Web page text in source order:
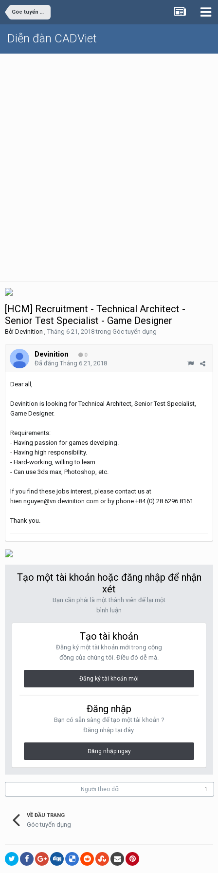
Góc tuyển dụng
Diễn đàn CADViet
[HCM] Recruitment - Technical Architect -
Senior Test Specialist - Game Designer
Bởi Devinition , Tháng 6 21, 2018trong Góc tuyển dụng
Devinition 0
Đã đăng Tháng 6 21, 2018
Dear all,
Devinition is looking for Technical Architect, Senior Test Specialist,
Game Designer.
Requirements:
- Having passion for games develping.
- Having high responsibility.
- Hard-working, willing to learn.
- Can use 3ds max, Photoshop, etc.
If you find these jobs interest, please contact us at
hien.nguyen@vn.devinition.com or by phone +84 (0) 28 6296 8161.
Thank you.
Tạo một tài khoản hoặc đăng nhập để nhận
xét
Bạn cần phải là một thành viên để lại một
bình luận
Tạo tài khoản
Đăng ký một tài khoản mới trong cộng
đồng của chúng tôi. Điều đó dễ mà.
Đăng ký tài khoản mới
Đăng nhập
Bạn có sẵn sàng để tạo một tài khoản ?
Đăng nhập tại đây.
Đăng nhập ngay
Người theo dõi 1
VỀ ĐẦU TRANG
Góc tuyển dụng